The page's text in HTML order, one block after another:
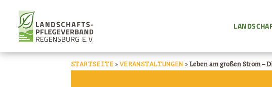
STARTSEITE» VERANSTALTUNGEN »Leben am großen Strom –